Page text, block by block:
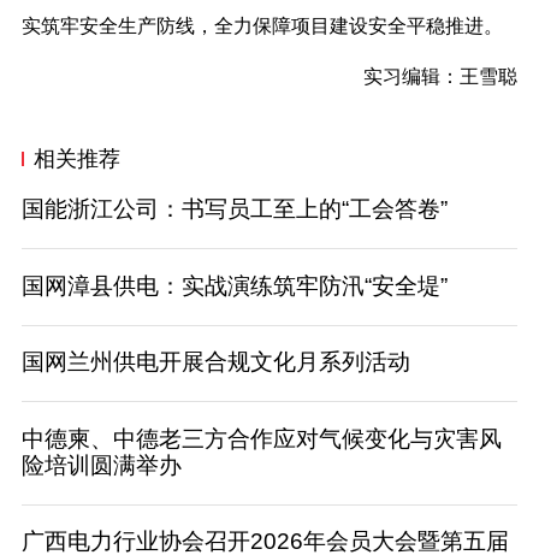
实筑牢安全生产防线，全力保障项目建设安全平稳推进。
实习编辑：王雪聪
相关推荐
国能浙江公司：书写员工至上的“工会答卷”
国网漳县供电：实战演练筑牢防汛“安全堤”
国网兰州供电开展合规文化月系列活动
中德柬、中德老三方合作应对气候变化与灾害风
险培训圆满举办
广西电力行业协会召开2026年会员大会暨第五届